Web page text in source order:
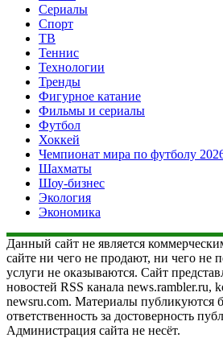
Сериалы
Спорт
ТВ
Теннис
Технологии
Тренды
Фигурное катание
Фильмы и сериалы
Футбол
Хоккей
Чемпионат мира по футболу
Шахматы
Шоу-бизнес
Экология
Экономика
Данный сайт не является
сайте ни чего не продают, ни чего не
услуги не оказываются. Сайт
новостей RSS канала news.rambler.ru,
newsru.com. Материалы публикуются
ответственность за достоверность
Администрация сайта не несёт.